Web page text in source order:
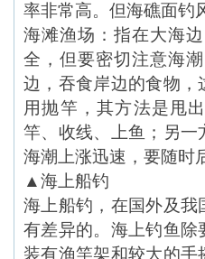
率非常高。但海礁面钓
海滩渔场：指在大海
全，但要密切注意海
边，吞食岸边的食物
用抛竿，其方法是甩
竿、收线、上鱼；另
海潮上涨迅速，要随时
▲海上船钓
海上船钓，在国外及
有差异的。海上钓鱼
装有渔竿架和较大的